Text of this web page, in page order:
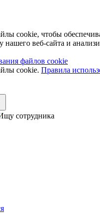
cookie, чтобы
нашего веб-сайта и
файлов cookie
cookie. Правила
сотрудника